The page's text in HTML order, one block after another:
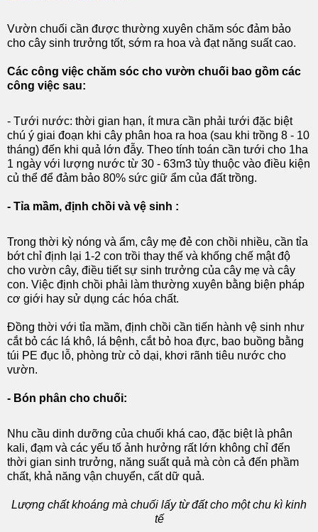
Vườn chuối cần được thường xuyên chăm sóc đảm bảo
cho cây sinh trưởng tốt, sớm ra hoa và đạt năng suất cao.
Các công việc chăm sóc cho vườn chuối bao gồm các
công việc sau:
- Tưới nước: thời gian hạn, ít mưa cần phải tưới đặc biệt
chú ý giai đoạn khi cây phân hoa ra hoa (sau khi trồng 8 - 10
tháng) đến khi quả lớn đẫy. Theo tính toán cần tưới cho 1ha
1 ngày với lượng nước từ 30 - 63m3 tùy thuộc vào điều kiện
củ thể để đảm bảo 80% sức giữ ẩm của đất trồng.
- Tỉa mầm, định chồi và vệ sinh :
Trong thời kỳ nóng và ẩm, cây mẹ đẻ con chồi nhiều, cần tỉa
bớt chỉ định lại 1-2 con trồi thay thế và khống chế mật độ
cho vườn cây, điều tiết sự sinh trưởng của cây mẹ và cây
con. Việc định chồi phải làm thường xuyên bằng biện pháp
cơ giới hay sử dụng các hóa chất.
Đồng thời với tỉa mầm, định chồi cần tiến hành vệ sinh như
cắt bỏ các lá khô, lá bệnh, cắt bỏ hoa đực, bao buồng bằng
túi PE đục lỗ, phòng trừ cỏ dại, khơi rãnh tiêu nước cho
vườn.
- Bón phân cho chuối:
Nhu cầu dinh dưỡng của chuối khá cao, đặc biệt là phân
kali, đạm và các yếu tố ảnh hưởng rất lớn không chỉ đến
thời gian sinh trưởng, năng suất quả mà còn cả đến phầm
chất, khả năng vận chuyển, cất dữ quả.
Lượng chất khoáng mà chuối lấy từ đất cho một chu kì kinh
tế